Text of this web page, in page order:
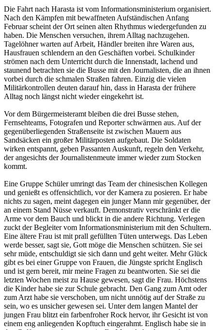
Die Fahrt nach Harasta ist vom Informationsministerium organisiert.
Nach den Kämpfen mit bewaffneten Aufständischen Anfang
Februar scheint der Ort seinen alten Rhythmus wiedergefunden zu
haben. Die Menschen versuchen, ihrem Alltag nachzugehen.
Tagelöhner warten auf Arbeit, Händler breiten ihre Waren aus,
Hausfrauen schlendern an den Geschäften vorbei. Schulkinder
strömen nach dem Unterricht durch die Innenstadt, lachend und
staunend betrachten sie die Busse mit den Journalisten, die an ihnen
vorbei durch die schmalen Straßen fahren. Einzig die vielen
Militärkontrollen deuten darauf hin, dass in Harasta der frühere
Alltag noch längst nicht wieder eingekehrt ist.
Vor dem Bürgermeisteramt bleiben die drei Busse stehen,
Fernsehteams, Fotografen und Reporter schwärmen aus. Auf der
gegenüberliegenden Straßenseite ist zwischen Mauern aus
Sandsäcken ein großer Militärposten aufgebaut. Die Soldaten
wirken entspannt, geben Passanten Auskunft, regeln den Verkehr,
der angesichts der Journalistenmeute immer wieder zum Stocken
kommt.
Eine Gruppe Schüler umringt das Team der chinesischen Kollegen
und genießt es offensichtlich, vor der Kamera zu posieren. Er habe
nichts zu sagen, meint dagegen ein junger Mann mir gegenüber, der
an einem Stand Nüsse verkauft. Demonstrativ verschränkt er die
Arme vor dem Bauch und blickt in die andere Richtung. Verlegen
zuckt der Begleiter vom Informationsministerium mit den Schultern.
Eine ältere Frau ist mit prall gefüllten Tüten unterwegs. Das Leben
werde besser, sagt sie, Gott möge die Menschen schützen. Sie sei
sehr müde, entschuldigt sie sich dann und geht weiter. Mehr Glück
gibt es bei einer Gruppe von Frauen, die Jüngste spricht Englisch
und ist gern bereit, mir meine Fragen zu beantworten. Sie sei die
letzten Wochen meist zu Hause gewesen, sagt die Frau. Höchstens
die Kinder habe sie zur Schule gebracht. Den Gang zum Amt oder
zum Arzt habe sie verschoben, um nicht unnötig auf der Straße zu
sein, wo es unsicher gewesen sei. Unter dem langen Mantel der
jungen Frau blitzt ein farbenfroher Rock hervor, ihr Gesicht ist von
einem eng anliegenden Kopftuch eingerahmt. Englisch habe sie in